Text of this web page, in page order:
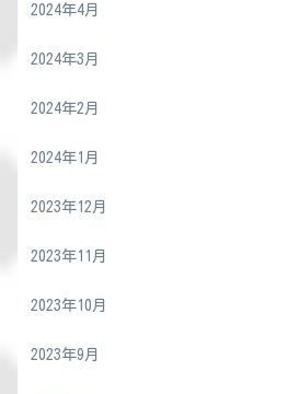
2024年4月
2024年3月
2024年2月
2024年1月
2023年12月
2023年11月
2023年10月
2023年9月